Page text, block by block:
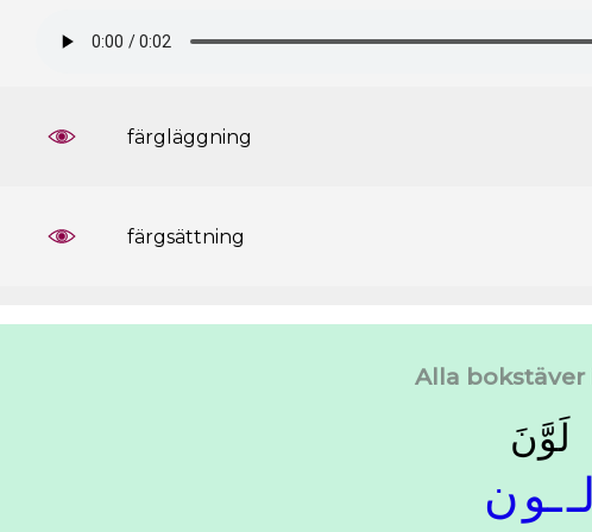
färgläggning
färgsättning
Alla bokstäver
ﻟَﻮَّﻥَ
ﻟــﻮﻥ